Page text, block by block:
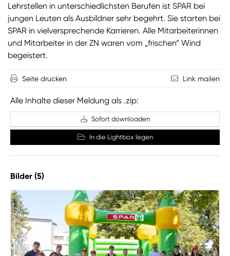
Lehrstellen in unterschiedlichsten Berufen ist SPAR bei
jungen Leuten als Ausbildner sehr begehrt. Sie starten bei
SPAR in vielversprechende Karrieren. Alle Mitarbeiterinnen
und Mitarbeiter in der ZN waren vom „frischen“ Wind
begeistert.
Seite drucken Link mailen
Alle Inhalte dieser Meldung als .zip:
Sofort downloaden
In die Lightbox legen
Bilder (5)